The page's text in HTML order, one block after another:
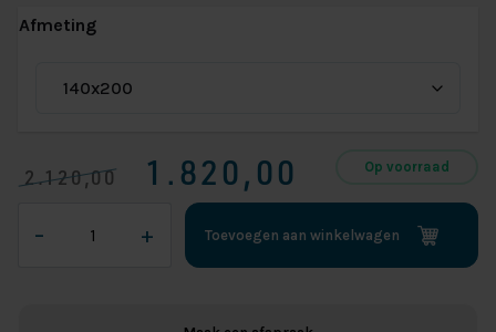
Afmeting
2.120,00 1.820,00 Op voorraad
–
boxspring
+ Toevoegen aan winkelwagen